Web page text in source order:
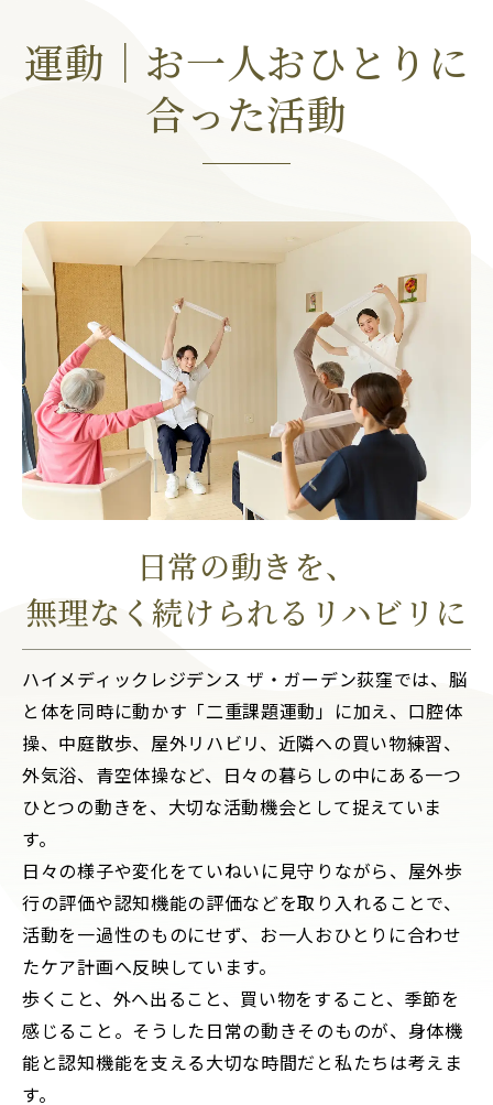
運動｜お一人おひとりに
合った活動
日常の動きを、
無理なく続けられるリハビリに
ハイメディックレジデンス ザ・ガーデン荻窪では、脳
と体を同時に動かす「二重課題運動」に加え、口腔体
操、中庭散歩、屋外リハビリ、近隣への買い物練習、
外気浴、青空体操など、日々の暮らしの中にある一つ
ひとつの動きを、大切な活動機会として捉えていま
す。
日々の様子や変化をていねいに見守りながら、屋外歩
行の評価や認知機能の評価などを取り入れることで、
活動を一過性のものにせず、お一人おひとりに合わせ
たケア計画へ反映しています。
歩くこと、外へ出ること、買い物をすること、季節を
感じること。そうした日常の動きそのものが、身体機
能と認知機能を支える大切な時間だと私たちは考えま
す。